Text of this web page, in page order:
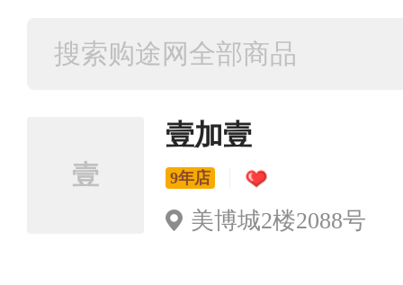
壹
壹加壹
9年店
美博城2楼2088号